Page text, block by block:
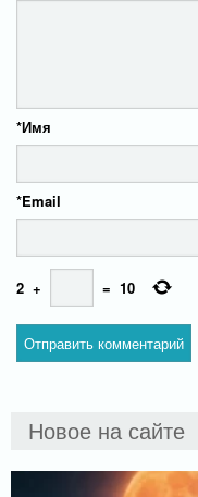
Имя
*
Email
*
2 + = 10
Новое на сайте